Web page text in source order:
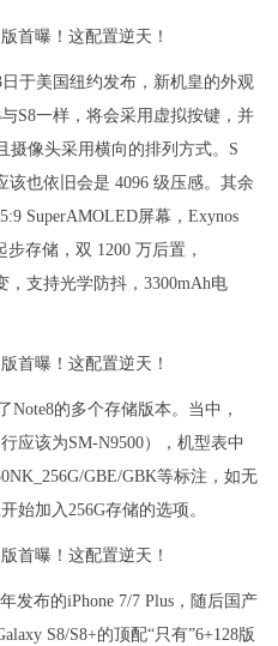
日于美国纽约发布，新机皇的外观
S8一样，将会采用虚拟按键，并
摄像头采用横向的排列方式。S
该也依旧会是 4096 级压感。其余
SuperAMOLED屏幕，Exynos
步存储，双 1200 万后置，
，支持光学防抖，3300mAh电
Note8的多个存储版本。当中，
应该为SM-N9500），机型表中
GBE/GBK等标注，如无
始加入256G存储的选项。
发布的iPhone 7/7 Plus，随后国产
S8/S8+的顶配“只有”6+128版